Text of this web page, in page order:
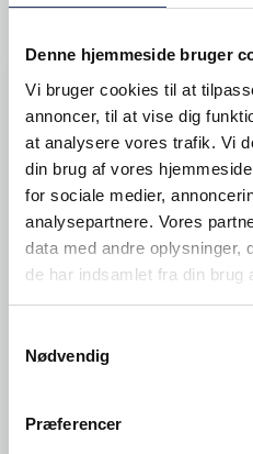
Denne hjemmeside bruger
Vi bruger cookies til at
annoncer, til at vise dig
at analysere vores trafik. Vi
din brug af vores
for sociale medier,
analysepartnere. Vores
data med andre oplysninger,
de har indsamlet fra din brug
Nødvendig
Præferencer
Brønnum
ØxH: 65x80 mm 21 cl